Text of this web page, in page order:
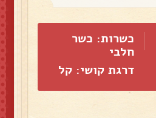
כשרות: כשר
חלבי
דרגת קושי: קל